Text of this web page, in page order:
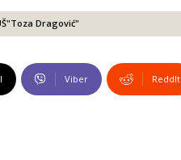
Dragović"
Viber ReddIt